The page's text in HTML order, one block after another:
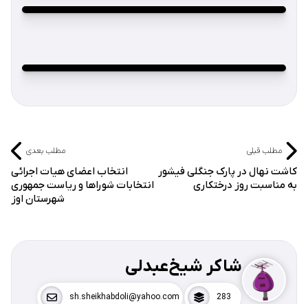
مطلب قبلی
کاشت نهال در پارک جنگلی فیشور
به مناسبت روز درختکاری
مطلب بعدی
انتخاب اعضای هیات اجرائی
انتخابات شوراها و ریاست جمهوری
شهرستان اوز
شاکر شیخ‌عبدلی
283
sh.sheikhabdoli@yahoo.com